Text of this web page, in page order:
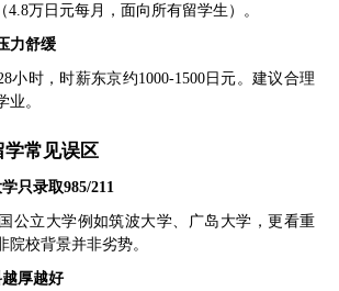
4.8万日元每月，面向所有留学生）。
力舒缓
小时，时薪东京约1000-1500日元。建议合理
业。
学常见误区
只录取985/211
公立大学例如筑波大学、广岛大学，更看重
校背景并非劣势。
厚越好